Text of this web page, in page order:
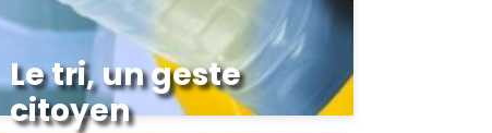
Le tri, un geste
citoyen